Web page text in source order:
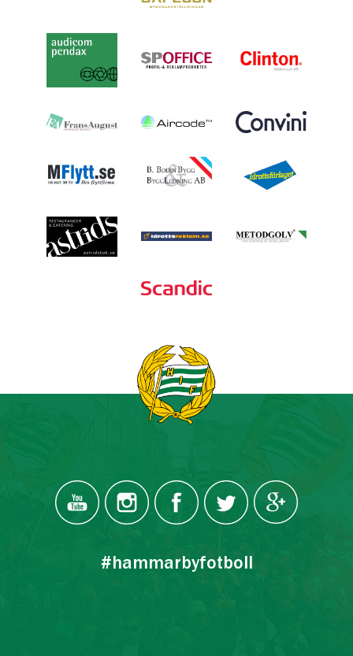
#hammarbyfotboll